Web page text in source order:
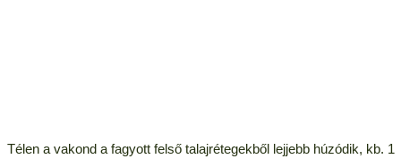
Télen a vakond a fagyott felső talajrétegekből lejjebb húzódik, kb. 1